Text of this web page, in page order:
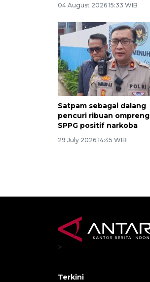
04 August 2026 15:33 WIB
Satpam sebagai dalang
pencuri ribuan ompreng
SPPG positif narkoba
29 July 2026 14:45 WIB
>
Terkini